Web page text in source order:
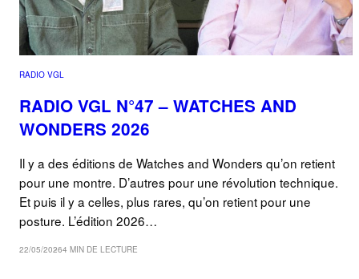
RADIO VGL
RADIO VGL N°47 – WATCHES AND
WONDERS 2026
Il y a des éditions de Watches and Wonders qu’on retient
pour une montre. D’autres pour une révolution technique.
Et puis il y a celles, plus rares, qu’on retient pour une
posture. L’édition 2026…
22/05/20264 MIN DE LECTURE